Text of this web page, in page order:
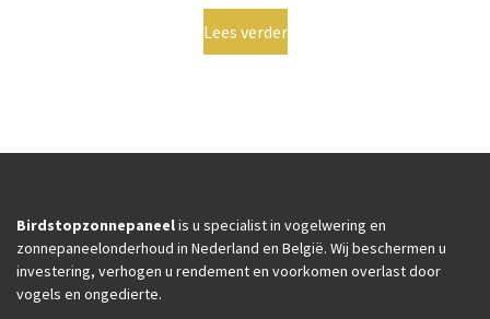
Lees verder
Birdstopzonnepaneelis u specialist in vogelwering en
zonnepaneelonderhoud in Nederland en België. Wij beschermen u
investering, verhogen u rendement en voorkomen overlast door
vogels en ongedierte.